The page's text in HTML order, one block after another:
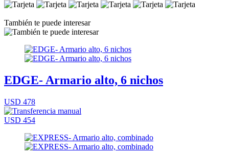
También te puede interesar
EDGE- Armario alto, 6 nichos
USD 478
USD 454